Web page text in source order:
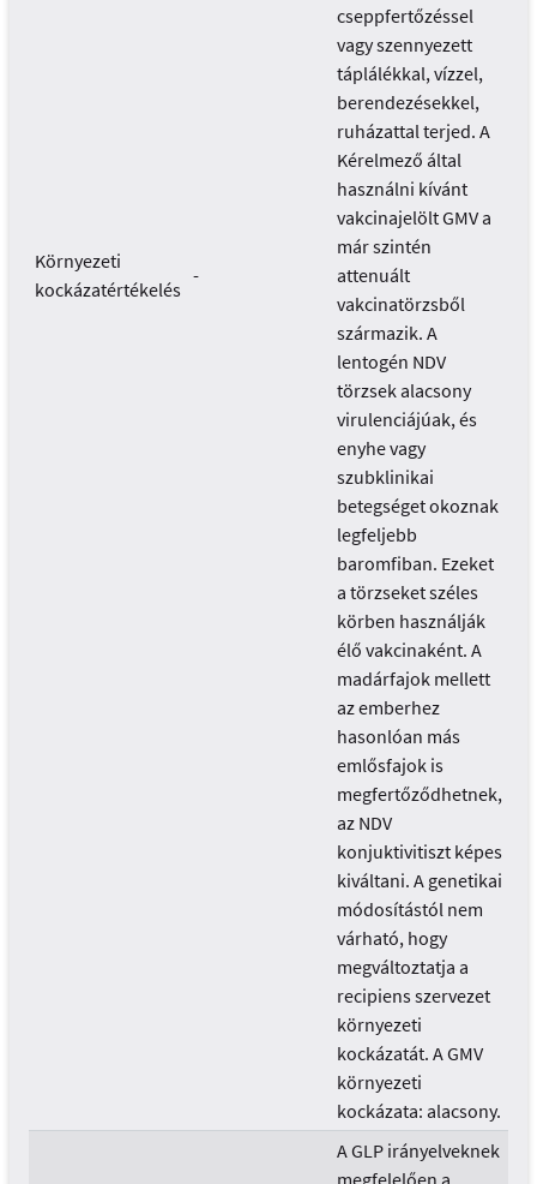
Környezeti
kockázatértékelés
-
cseppfertőzéssel
vagy szennyezett
táplálékkal, vízzel,
berendezésekkel,
ruházattal terjed. A
Kérelmező által
használni kívánt
vakcinajelölt GMV a
már szintén
attenuált
vakcinatörzsből
származik. A
lentogén NDV
törzsek alacsony
virulenciájúak, és
enyhe vagy
szubklinikai
betegséget okoznak
legfeljebb
baromfiban. Ezeket
a törzseket széles
körben használják
élő vakcinaként. A
madárfajok mellett
az emberhez
hasonlóan más
emlősfajok is
megfertőződhetnek,
az NDV
konjuktivitiszt képes
kiváltani. A genetikai
módosítástól nem
várható, hogy
megváltoztatja a
recipiens szervezet
környezeti
kockázatát. A GMV
környezeti
kockázata: alacsony.
A GLP irányelveknek
megfelelően a